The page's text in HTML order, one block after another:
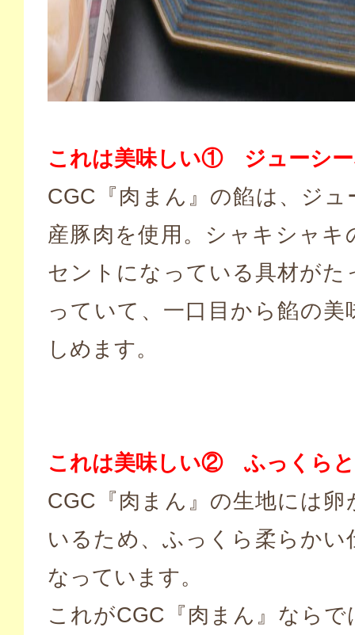
これは美味しい① ジューシー
CGC『肉まん』の餡は、ジュ
産豚肉を使用。シャキシャキ
セントになっている具材がた
っていて、一口目から餡の美
しめます。
これは美味しい② ふっくら
CGC『肉まん』の生地には卵
いるため、ふっくら柔らかい
なっています。
これがCGC『肉まん』ならで